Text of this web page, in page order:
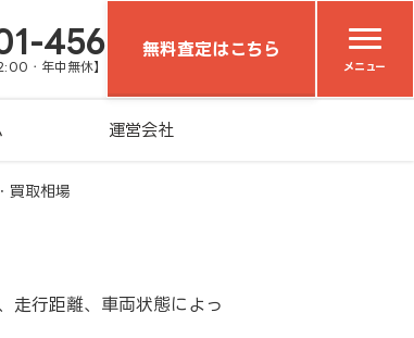
456
・年中無休】
無料査定はこちら
メニュー
運営会社
買取相場
走行距離、車両状態によっ